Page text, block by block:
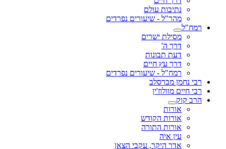
נתיבות עולם
מהר"ל - שיעורים נפרדים
רמח"ל
מסילת ישרים
דרך ה'
דעת תבונות
דרך עץ חיים
רמח"ל - שיעורים נפרדים
רבי נחמן מברסלב
רבי חיים מוולוז'ין
הרב קוק
אורות
אורות הקודש
אורות התורה
עין איה
אדר היקר, עקבי הצאן